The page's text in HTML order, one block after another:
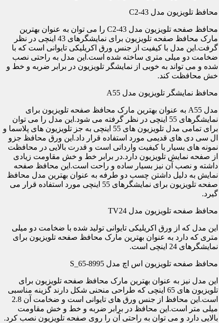
محافظ تلویزیون مدل C2-43
محافظ صفحه تلویزیون مدل C2-43 را می توان به عنوان بهترین
مارک محافظ صفحه تلویزیون برای نمایشگرهای 43 اینچی در نظر
گرفت.این مدل با کیفیت از جنس ورق اکریلیکی تایوانی است که با
ضخامت دو میلی متری ساخته شده است.این مدل به راحتی نصب
شده و می تواند به خوبی از نمایشگر تلویزیون در برابر ضربه و خط و
خش محافظت کند.
محافظ نمایشگر تلویزیون مدل A55
مدل A55 به عنوان بهترین مارک محافظ صفحه تلویزیون برای
نمایشگرهای 55 اینچی در نظر گرفته می شود.این مدل را می توان
برای تمامی مدل تلویزیون های 55 اینچی به جز تلویزیون های پلاسما و
ال سی دی های قدیمی مورد استفاده قرار داد.این ورق محافظ جزو
نمونه های بسیار با کیفیت وارداتی است و قدرت بالایی در محافظت
از صفحه نمایش تلویزیون دارد.در برابر خط و خش مقاومت زیادی
داشته و نصب آن نیز بسیار ساده و راحت است.این محافظ صفحه
نمایش به دلیل داشتن چسب دو طرفه به عنوان بهترین مدل محافظ
صفحه تلویزیون برای نمایشگرهای 55 اینچی مورد استفاده قرار می
گیرد.
محافظ صفحه تلویزیون مدل TV24
این مدل که از ورق اکریلیکی تایوانی تولید شده با ضخامت دو میلی
متری که دارد به عنوان بهترین مارک محافظ صفحه تلویزیون برای
نمایشگرهای 24 اینچی است.
محافظ صفحه تلویزیون اس اچ مدل S_65-8995
این مدل نیز به عنوان بهترین مارک محافظ صفحه تلویزیون برای
تلویزیون های 65 اینچی که طراحی منحنی شکل دارند گزینه مناسبی
است.این محافظ از جنس ورق های تایوانی است و ضخامت آن 2.8
میلی متر است.این محافظ در برابر ضربه و خط و خش مقاومت
بالایی دارد و می توان به راحتی آن را روی صفحه تلویزیون نصب کرد.